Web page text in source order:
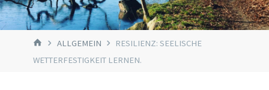
STARTALLGEMEIN
RESILIENZ: SEELISCHE
WETTERFESTIGKEIT LERNEN.